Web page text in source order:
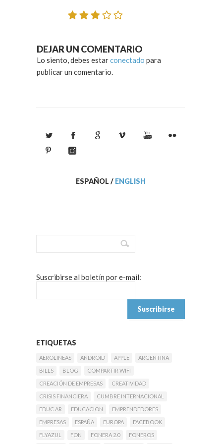
DEJAR UN COMENTARIO
Lo siento, debes estarconectado para
publicar un comentario.
ESPAÑOL / ENGLISH
Suscribirse al boletín por e-mail:
ETIQUETAS
AEROLINEAS ANDROID APPLE
ARGENTINA
BILLS
BLOG
COMPARTIR WIFI
CREACIÓN DE EMPRESAS
CREATIVIDAD
CRISIS FINANCIERA
CUMBRE INTERNACIONAL
EDUC.AR
EDUCACION
EMPRENDEDORES
EMPRESAS
ESPAÑA EUROPA
FACEBOOK
FLYAZUL
FON FONERA 2.0 FONEROS